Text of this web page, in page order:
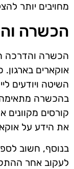
מחויבים יותר
הכשרה
הכשרה והדרכה
אוקארים
השיטה ויודעים
בהכשרה
קורסים מקוונים
את הידע על
בנוסף, חשוב
לעקוב אחר